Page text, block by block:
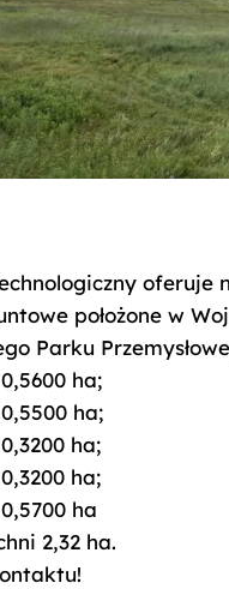
oferuje
położone w
Parku
ha;
ha;
ha;
ha;
ha
2,32 ha.